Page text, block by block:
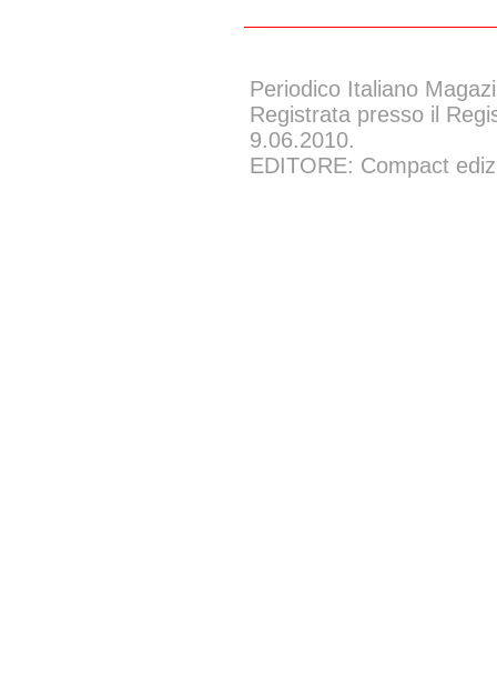
Periodico Italiano
Registrata presso il
9.06.2010.
EDITORE: Compact